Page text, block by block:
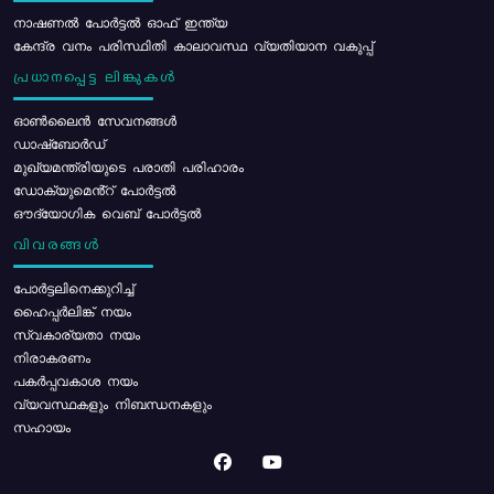
നാഷണൽ പോർട്ടൽ ഓഫ് ഇന്ത്യ
കേന്ദ്ര വനം പരിസ്ഥിതി കാലാവസ്ഥ വ്യതിയാന വകുപ്പ്
പ്രധാനപ്പെട്ട ലിങ്കുകൾ
ഓൺലൈൻ സേവനങ്ങൾ
ഡാഷ്ബോർഡ്
മുഖ്യമന്ത്രിയുടെ പരാതി പരിഹാരം
ഡോക്യുമെൻ്റ് പോർട്ടൽ
ഔദ്യോഗിക വെബ് പോർട്ടൽ
വിവരങ്ങൾ
പോര്‍ട്ടലിനെക്കുറിച്ച്
ഹൈപ്പർലിങ്ക് നയം
സ്വകാര്യതാ നയം
നിരാകരണം
പകർപ്പവകാശ നയം
വ്യവസ്ഥകളും നിബന്ധനകളും
സഹായം